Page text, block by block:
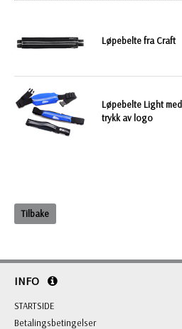
Løpebelte fra Craft
Løpebelte Light med
trykk av logo
Tilbake
INFO
STARTSIDE
Betalingsbetingelser